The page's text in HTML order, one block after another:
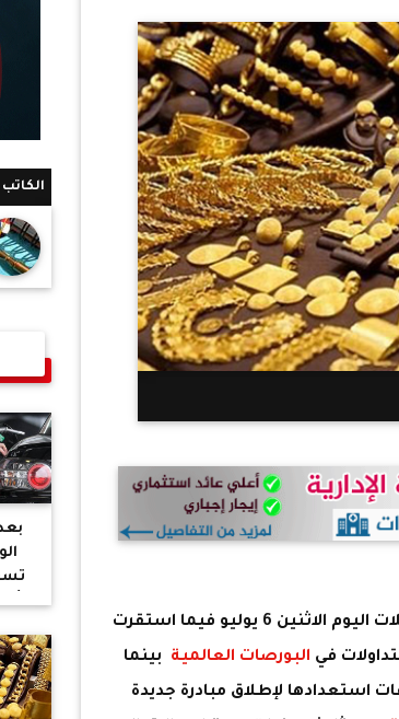
نحو6742.86 جنيها فى مستهل تعاملات اليوم الاثنين 6 يوليو فيما استقرت
في البورصات العالمية بينما
استعدادها لإطلاق مبادرة جديدة
الكاتب